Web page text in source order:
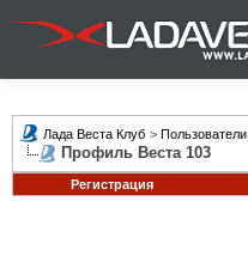
Лада Веста Клуб > Пользователи
Профиль Веста 103
Регистрация